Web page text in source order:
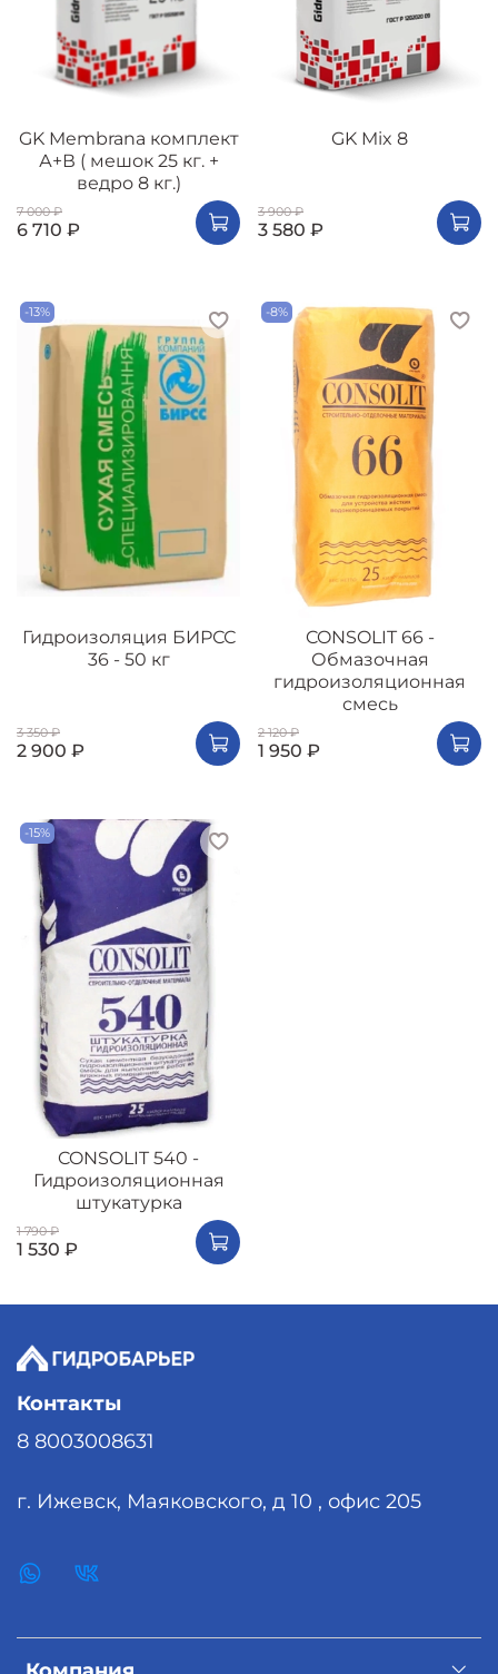
GK Membrana комплект
А+В ( мешок 25 кг. +
ведро 8 кг.)
7 000 ₽
6 710 ₽
GK Mix 8
3 900 ₽
3 580 ₽
-13%
Гидроизоляция БИРСС
36 - 50 кг
3 350 ₽
2 900 ₽
-8%
CONSOLIT 66 -
Обмазочная
гидроизоляционная
смесь
2 120 ₽
1 950 ₽
-15%
CONSOLIT 540 -
Гидроизоляционная
штукатурка
1 790 ₽
1 530 ₽
Контакты
8 8003008631
г. Ижевск, Маяковского, д 10 , офис 205